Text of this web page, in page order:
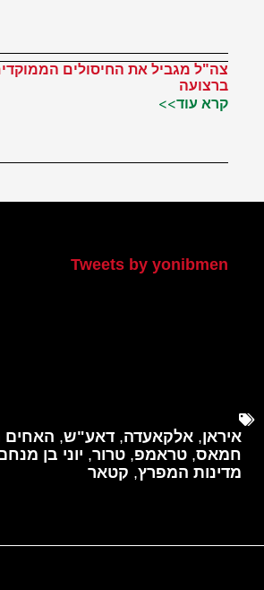
צה"ל מגביל את החיסולים
ברצועה
קרא עוד>>
Tweets by yonibmen
איראן, אלקאעדה, דאע"ש, האחים
חמאס, טראמפ, טרור, יוני בן
מדינות המפרץ, קטאר